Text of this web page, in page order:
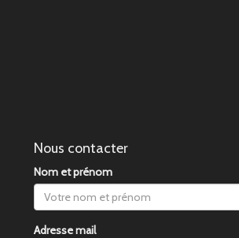
Nous contacter
Nom et prénom
Adresse mail